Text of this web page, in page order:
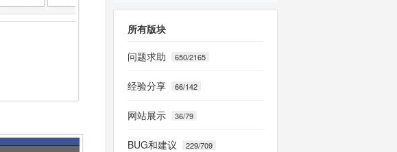
所有版块
问题求助
650/2165
经验分享 66/142
网站展示 36/79
BUG和建议 229/709